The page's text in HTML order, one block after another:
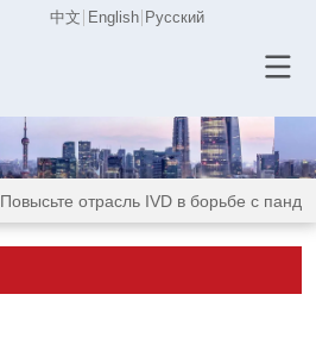
中文 English Русский
Повысьте отрасль IVD в борьбе с